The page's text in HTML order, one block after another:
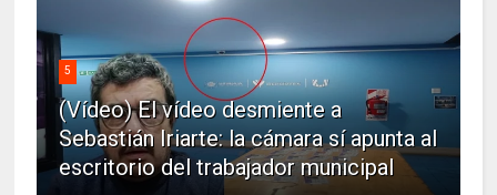
5
(Vídeo) El vídeo desmiente a
Sebastián Iriarte: la cámara sí apunta al
escritorio del trabajador municipal